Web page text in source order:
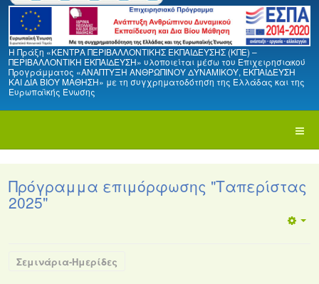
Η Πράξη «ΚΕΝΤΡΑ ΠΕΡΙΒΑΛΛΟΝΤΙΚΗΣ ΕΚΠΑΙΔΕΥΣΗΣ (ΚΠΕ) –
ΠΕΡΙΒΑΛΛΟΝΤΙΚΗ ΕΚΠΑΙΔΕΥΣΗ» υλοποιείται μέσω του Επιχειρησιακού
Προγράμματος «ΑΝΑΠΤΥΞΗ ΑΝΘΡΩΠΙΝΟΥ ΔΥΝΑΜΙΚΟΥ, ΕΚΠΑΙΔΕΥΣΗ
ΚΑΙ ΔΙΑ ΒΙΟΥ ΜΑΘΗΣΗ» με τη συγχρηματοδότηση της Ελλάδας και της
Ευρωπαϊκής Ένωσης
Πρόγραμμα επιμόρφωσης "Ταπερίστας
2025"
Σεμινάρια-Ημερίδες